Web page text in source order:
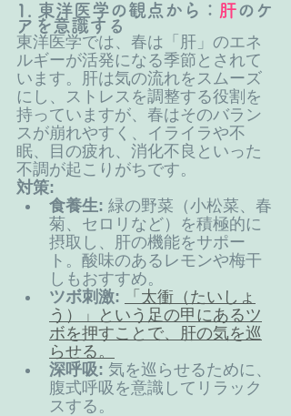
1. 東洋医学の観点から： 肝のケ
アを意識する
東洋医学では、春は「肝」のエネ
ルギーが活発になる季節とされて
います。肝は気の流れをスムーズ
にし、ストレスを調整する役割を
持っていますが、春はそのバラン
スが崩れやすく、イライラや不
眠、目の疲れ、消化不良といった
不調が起こりがちです。
対策:
食養生: 緑の野菜（小松菜、春
菊、セロリなど）を積極的に
摂取し、肝の機能をサポー
ト。酸味のあるレモンや梅干
しもおすすめ。
ツボ刺激:
「太衝（たいしょ
う）」という足の甲にあるツ
ボを押すことで、肝の気を巡
らせる。
深呼吸: 気を巡らせるために、
腹式呼吸を意識してリラック
スする。